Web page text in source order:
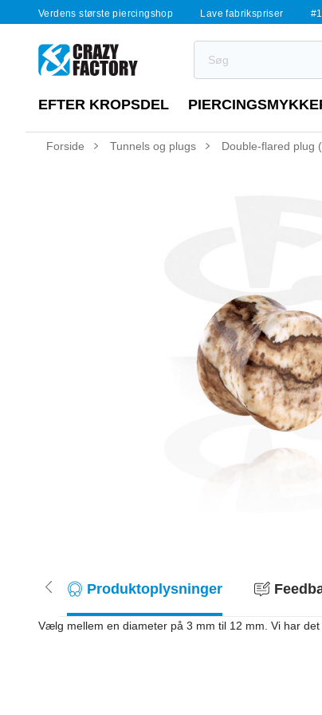
Verdens største piercingshop Lave fabrikspriser
EFTER KROPSDEL
Forside Tunnels og plugs Double-flared plug
Produktoplysninger
Vælg mellem en diameter på 3 mm til 12 mm. Vi har